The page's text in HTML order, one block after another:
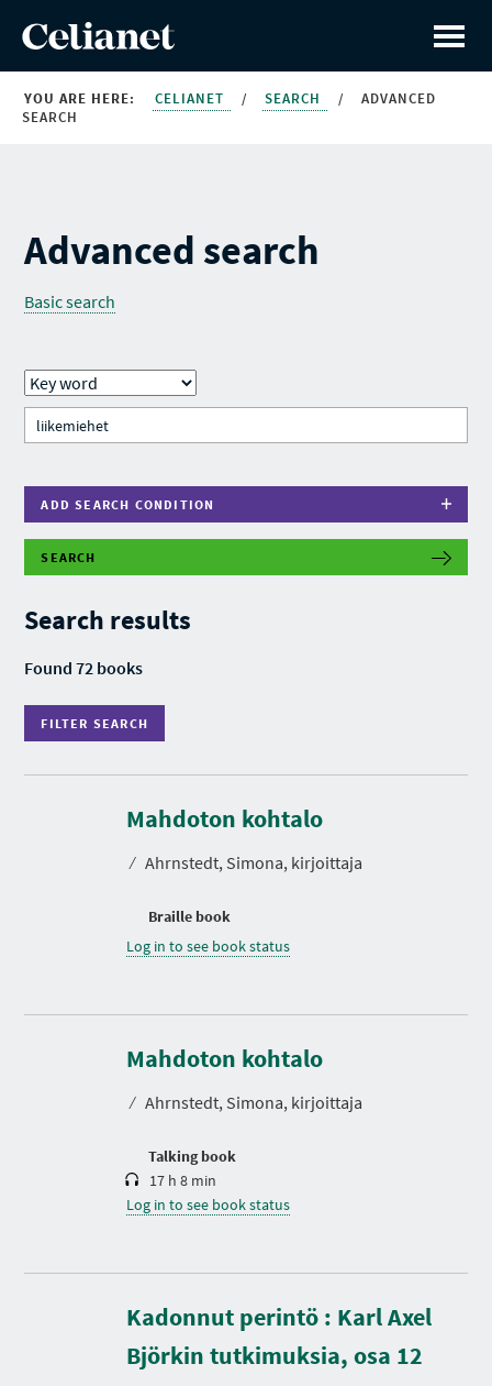
YOU ARE HERE: CELIANET / SEARCH /
ADVANCED
SEARCH
Advanced search
Basic search
ADD SEARCH CONDITION
SEARCH
Search results
Found 72 books
FILTER SEARCH
F
T
S
A
R
C
Mahdoton kohtalo
⁄ Ahrnstedt, Simona, kirjoittaja
Braille book
Log in to see book status
Mahdoton kohtalo
⁄ Ahrnstedt, Simona, kirjoittaja
Talking book
D
r
a
i
17 h 8 min
Log in to see book status
Kadonnut perintö : Karl Axel
Björkin tutkimuksia, osa 12
D
u
r
a